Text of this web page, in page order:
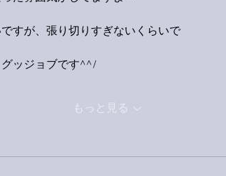
すが、張り切りすぎないくらいで
ッジョブです^^/
もっと見る